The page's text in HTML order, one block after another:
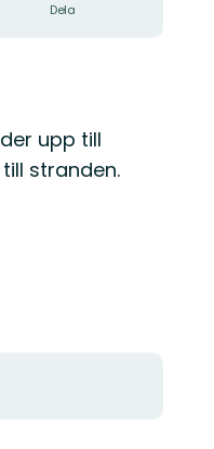
Dela
upp till
stranden.